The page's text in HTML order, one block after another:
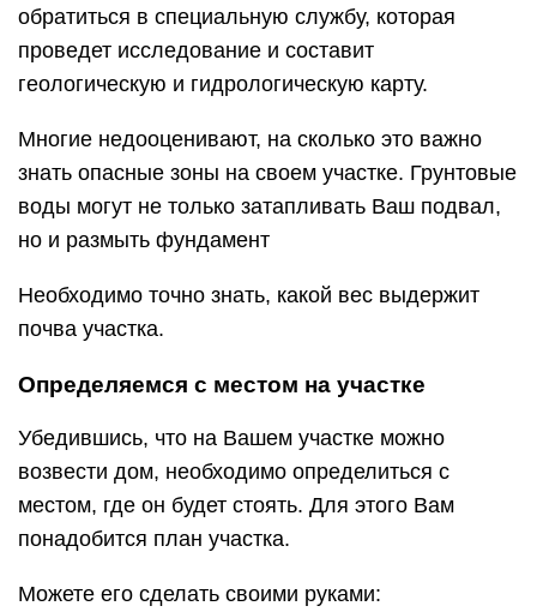
обратиться в специальную службу, которая
проведет исследование и составит
геологическую и гидрологическую карту.
Многие недооценивают, на сколько это важно
знать опасные зоны на своем участке. Грунтовые
воды могут не только затапливать Ваш подвал,
но и размыть фундамент
Необходимо точно знать, какой вес выдержит
почва участка.
Определяемся с местом на участке
Убедившись, что на Вашем участке можно
возвести дом, необходимо определиться с
местом, где он будет стоять. Для этого Вам
понадобится план участка.
Можете его сделать своими руками: